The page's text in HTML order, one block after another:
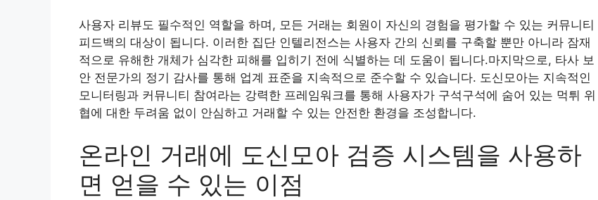
사용자 리뷰도 필수적인 역할을 하며, 모든 거래는 회원이 자신의 경험을 평가할 수 있는 커뮤니티
피드백의 대상이 됩니다. 이러한 집단 인텔리전스는 사용자 간의 신뢰를 구축할 뿐만 아니라 잠재
적으로 유해한 개체가 심각한 피해를 입히기 전에 식별하는 데 도움이 됩니다.마지막으로, 타사 보
안 전문가의 정기 감사를 통해 업계 표준을 지속적으로 준수할 수 있습니다. 도신모아는 지속적인
모니터링과 커뮤니티 참여라는 강력한 프레임워크를 통해 사용자가 구석구석에 숨어 있는 먹튀 위
협에 대한 두려움 없이 안심하고 거래할 수 있는 안전한 환경을 조성합니다.
온라인 거래에 도신모아 검증 시스템을 사용하
면 얻을 수 있는 이점